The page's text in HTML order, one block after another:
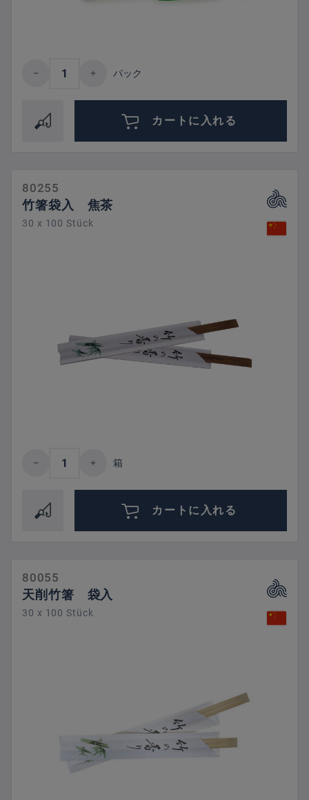
Product Quantity: Enter the desired
パック
カートに入れる
80255
竹箸袋入 焦茶
30 x 100 Stück
Product Quantity: Enter the desired
箱
カートに入れる
80055
天削竹箸 袋入
30 x 100 Stück